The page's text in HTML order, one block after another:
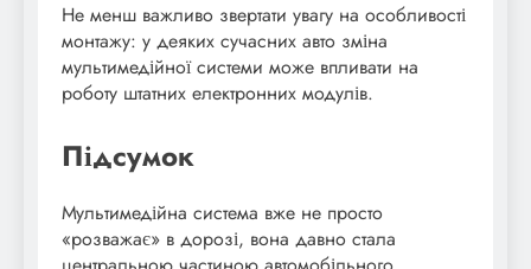
Не менш важливо звертати увагу на особливості
монтажу: у деяких сучасних авто зміна
мультимедійної системи може впливати на
роботу штатних електронних модулів.
Підсумок
Мультимедійна система вже не просто
«розважає» в дорозі, вона давно стала